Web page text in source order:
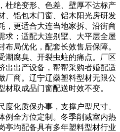
杜绝变形、色差、壁厚不达标产
、铝包木门窗、铝木阳光房研发
，更适合大连当地家拆、沿街商
求；适配大连别墅、大平层全屋
局优化，配套长效售后保障。
潮腐臭、开裂虫蛀的痛点。厂区
出出产设备，帮帮采购者婚配适
厂商。辽宁辽燊塑料型材无限公
取成品门窗配送时效不变。
化质保办事，支撑户型尺寸、
例全方位定制。冬季削减室内热
亭均配备具有多年塑料型材行业